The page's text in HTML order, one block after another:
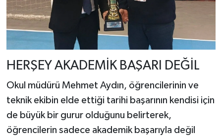
HERŞEY AKADEMİK BAŞARI DEĞİL
Okul müdürü Mehmet Aydın, öğrencilerinin ve
teknik ekibin elde ettiği tarihi başarının kendisi için
de büyük bir gurur olduğunu belirterek,
öğrencilerin sadece akademik başarıyla değil